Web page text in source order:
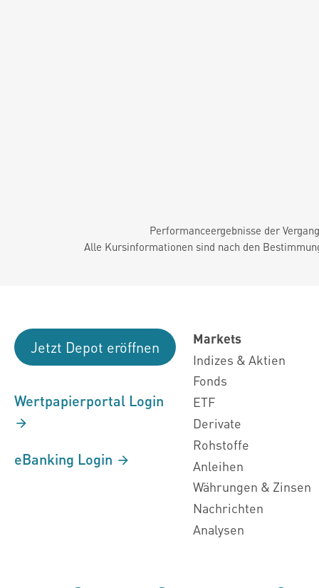
Performanceergebnisse der
Alle Kursinformationen sind nach den
Jetzt Depot eröffnen
Wertpapierportal Login
eBanking Login
Markets
Indizes & Aktien
Fonds
ETF
Derivate
Rohstoffe
Anleihen
Währungen & Zinsen
Nachrichten
Analysen